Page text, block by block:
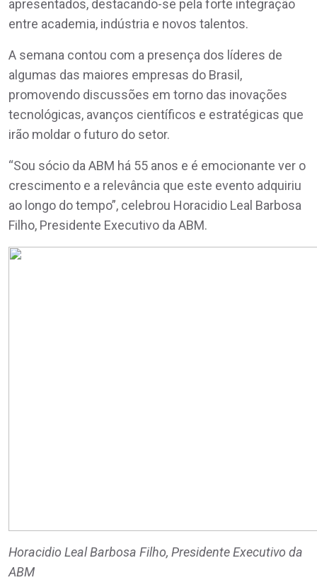
apresentados, destacando-se pela forte integração
entre academia, indústria e novos talentos.
A semana contou com a presença dos líderes de
algumas das maiores empresas do Brasil,
promovendo discussões em torno das inovações
tecnológicas, avanços científicos e estratégicas que
irão moldar o futuro do setor.
“Sou sócio da ABM há 55 anos e é emocionante ver o
crescimento e a relevância que este evento adquiriu
ao longo do tempo”, celebrou Horacidio Leal Barbosa
Filho, Presidente Executivo da ABM.
Horacidio Leal Barbosa Filho, Presidente Executivo da
ABM